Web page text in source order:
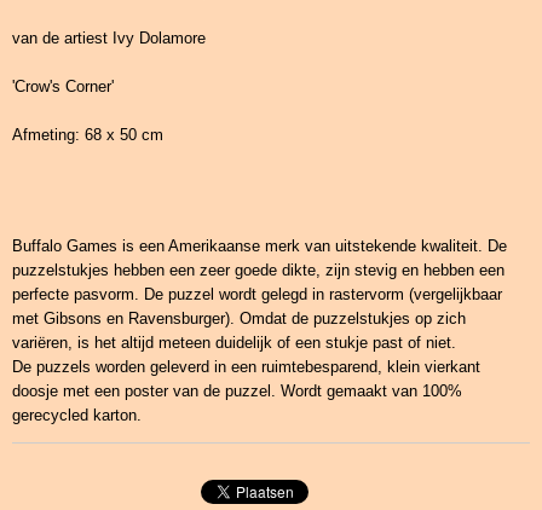
van de artiest Ivy Dolamore
'Crow's Corner'
Afmeting: 68 x 50 cm
Buffalo Games is een Amerikaanse merk van uitstekende kwaliteit. De
puzzelstukjes hebben een zeer goede dikte, zijn stevig en hebben een
perfecte pasvorm. De puzzel wordt gelegd in rastervorm (vergelijkbaar
met Gibsons en Ravensburger). Omdat de puzzelstukjes op zich
variëren, is het altijd meteen duidelijk of een stukje past of niet.
De puzzels worden geleverd in een ruimtebesparend, klein vierkant
doosje met een poster van de puzzel. Wordt gemaakt van 100%
gerecycled karton.